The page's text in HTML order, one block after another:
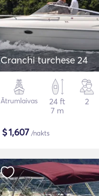
Cranchi turchese 24
Ātrumlaivas
24 ft
7 m
2
$1,607 /nakts